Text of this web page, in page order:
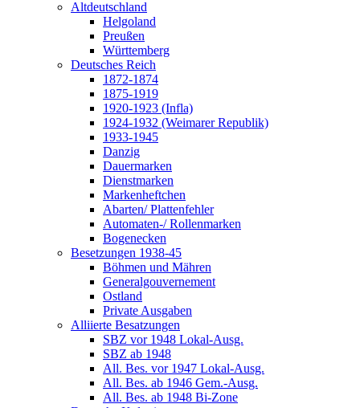
Altdeutschland
Helgoland
Preußen
Württemberg
Deutsches Reich
1872-1874
1875-1919
1920-1923 (Infla)
1924-1932 (Weimarer Republik)
1933-1945
Danzig
Dauermarken
Dienstmarken
Markenheftchen
Abarten/ Plattenfehler
Automaten-/ Rollenmarken
Bogenecken
Besetzungen 1938-45
Böhmen und Mähren
Generalgouvernement
Ostland
Private Ausgaben
Alliierte Besatzungen
SBZ vor 1948 Lokal-Ausg.
SBZ ab 1948
All. Bes. vor 1947 Lokal-Ausg.
All. Bes. ab 1946 Gem.-Ausg.
All. Bes. ab 1948 Bi-Zone